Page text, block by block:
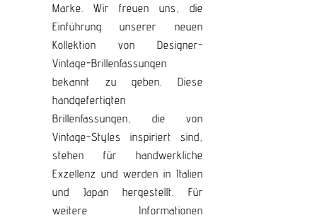
Marke. Wir freuen uns, die
Einführung unserer neuen
Kollektion von Designer-
Vintage-Brillenfassungen
bekannt zu geben. Diese
handgefertigten
Brillenfassungen, die von
Vintage-Styles inspiriert sind,
stehen für handwerkliche
Exzellenz und werden in Italien
und Japan hergestellt. Für
weitere Informationen